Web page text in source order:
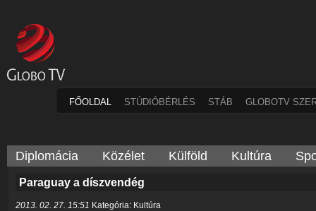
FŐOLDAL STÚDIÓBÉRLÉS STÁB GLOBOTV
Diplomácia Közélet Külföld Kultúra
Paraguay a díszvendég
2013. 02. 27. 15:51 Kategória: Kultúra